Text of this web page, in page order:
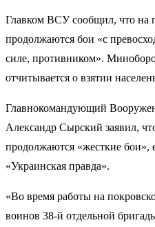
Главком ВСУ сообщил, что на
продолжаются бои «с
силе, противником».
отчитывается о взятии
Главнокомандующий
Александр Сырский заявил,
продолжаются «жесткие бои»,
«Украинская правда».
«Во время работы на
воинов 38-й отдельной